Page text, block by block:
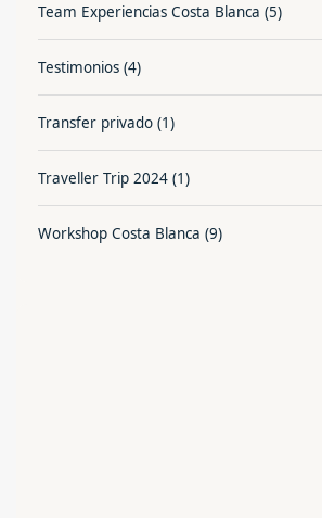
Team Experiencias Costa Blanca (5)
Testimonios (4)
Transfer privado (1)
Traveller Trip 2024 (1)
Workshop Costa Blanca (9)